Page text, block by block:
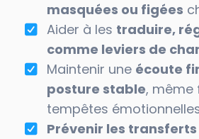
masquées ou figées
Aider à les traduire,
comme leviers de
Maintenir une écoute
posture stable, même
tempêtes
Prévenir les